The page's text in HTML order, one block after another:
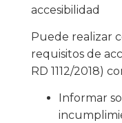
accesibilidad
Puede realizar
requisitos de
RD 1112/2018)
Informar